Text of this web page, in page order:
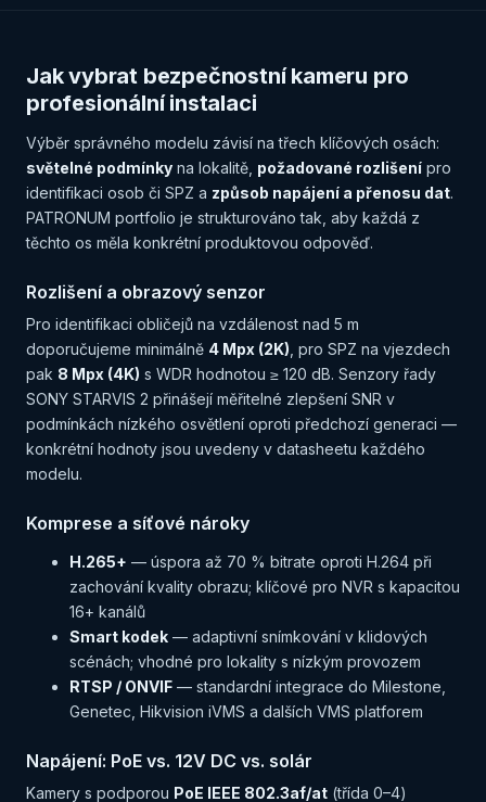
Jak vybrat bezpečnostní kameru pro
profesionální instalaci
Výběr správného modelu závisí na třech klíčových osách:
světelné podmínky na lokalitě, požadované rozlišení pro
identifikaci osob či SPZ a způsob napájení a přenosu dat.
PATRONUM portfolio je strukturováno tak, aby každá z
těchto os měla konkrétní produktovou odpověď.
Rozlišení a obrazový senzor
Pro identifikaci obličejů na vzdálenost nad 5 m
doporučujeme minimálně 4 Mpx (2K) , pro SPZ na vjezdech
pak 8 Mpx (4K) s WDR hodnotou ≥ 120 dB. Senzory řady
SONY STARVIS 2 přinášejí měřitelné zlepšení SNR v
podmínkách nízkého osvětlení oproti předchozí generaci —
konkrétní hodnoty jsou uvedeny v datasheetu každého
modelu.
Komprese a síťové nároky
H.265+ — úspora až 70 % bitrate oproti H.264 při
zachování kvality obrazu; klíčové pro NVR s kapacitou
16+ kanálů
Smart kodek — adaptivní snímkování v klidových
scénách; vhodné pro lokality s nízkým provozem
RTSP / ONVIF — standardní integrace do Milestone,
Genetec, Hikvision iVMS a dalších VMS platforem
Napájení: PoE vs. 12V DC vs. solár
Kamery s podporou PoE IEEE 802.3af/at (třída 0–4)